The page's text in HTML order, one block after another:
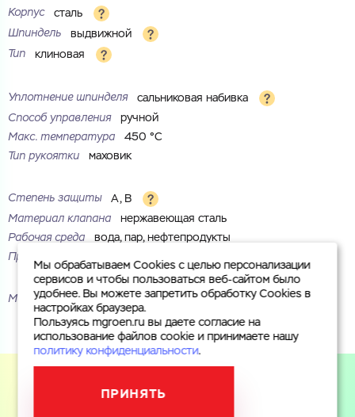
Корпус
сталь
Шпиндель
выдвижной
Тип
клиновая
Уплотнение шпинделя
сальниковая набивка
Способ управления
ручной
Макс. температура
450 °С
Тип рукоятки
маховик
Степень защиты
A, B
Материал клапана
нержавеющая сталь
Рабочая среда
вода, пар, нефтепродукты
Присоединение
Маркировка 30с15нж
Мы обрабатываем Cookies с целью персонализации
сервисов и чтобы пользоваться веб-сайтом было
удобнее. Вы можете запретить обработку Cookies в
настройках браузера.
Пользуясь mgroen.ru вы даете согласие на
использование файлов cookie и принимаете нашу
политику конфиденциальности.
ПРИНЯТЬ